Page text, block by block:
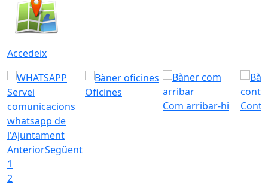
Accedeix
Servei
comunicacions
whatsapp de
l'Ajuntament
Oficines
Com arribar-hi
AnteriorSegüent
1
2